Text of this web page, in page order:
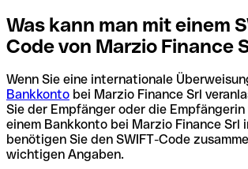
Was kann man mit einem
Code von Marzio Finance
Wenn Sie eine internationale
Bankkonto bei Marzio Finance Srl
Sie der Empfänger oder die
einem Bankkonto bei Marzio Finance Srl
benötigen Sie den SWIFT-Code
wichtigen Angaben.